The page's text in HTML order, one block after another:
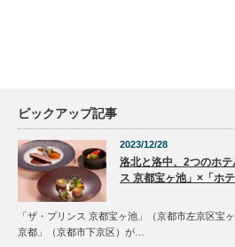
ピックアップ記事
2023/12/28
洛北と洛中、2つのホ
ス 京都宝ヶ池」×「ホ
「ザ・プリンス 京都宝ヶ池」（京都市左京区宝
京都」（京都市下京区）が…